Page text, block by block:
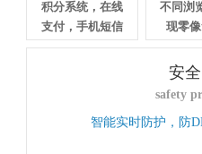
积分系统，在线
支付，手机短信
不同浏
现零
安
safety
智能实时防护，防